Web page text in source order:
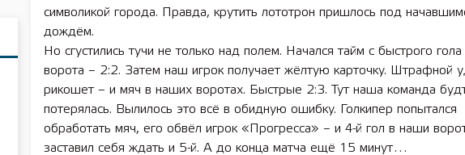
символикой города. Правда, крутить лототрон пришлось под
дождём.
Но сгустились тучи не только над полем. Начался тайм с быстрого
ворота – 2:2. Затем наш игрок получает жёлтую карточку. Штрафной
рикошет – и мяч в наших воротах. Быстрые 2:3. Тут наша команда
потерялась. Вылилось это всё в обидную ошибку. Голкипер попытался
обработать мяч, его обвёл игрок «Прогресса» – и 4-й гол в наши
заставил себя ждать и 5-й. А до конца матча ещё 15 минут…